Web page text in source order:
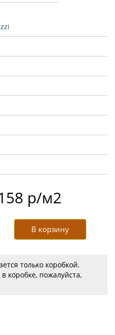
р/м2
В корзину
только коробкой.
коробке, пожалуйста,